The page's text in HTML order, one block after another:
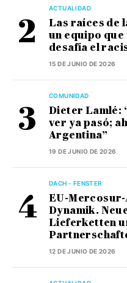
ACTUALIDAD
Las raíces de
un equipo
desafía el
15 DE JUNIO DE 2026
COMUNIDAD
Dieter Lamlé:
ver ya pasó;
Argentina”
19 DE JUNIO DE 2026
DACH - FENSTER
EU-Mercosur-
Dynamik.
Lieferketten
12 DE JUNIO DE 2026